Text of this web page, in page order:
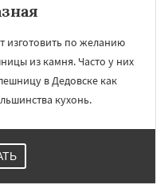
изготовить по желанию
из камня. Часто у них
в Дедовске как
кухонь.